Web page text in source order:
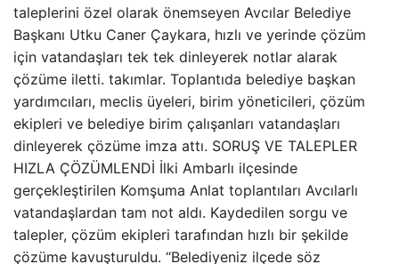
taleplerini özel olarak önemseyen Avcılar Belediye
Başkanı Utku Caner Çaykara, hızlı ve yerinde çözüm
için vatandaşları tek tek dinleyerek notlar alarak
çözüme iletti. takımlar. Toplantıda belediye başkan
yardımcıları, meclis üyeleri, birim yöneticileri, çözüm
ekipleri ve belediye birim çalışanları vatandaşları
dinleyerek çözüme imza attı. SORUŞ VE TALEPLER
HIZLA ÇÖZÜMLENDİ İlki Ambarlı ilçesinde
gerçekleştirilen Komşuma Anlat toplantıları Avcılarlı
vatandaşlardan tam not aldı. Kaydedilen sorgu ve
talepler, çözüm ekipleri tarafından hızlı bir şekilde
çözüme kavuşturuldu. “Belediyeniz ilçede söz